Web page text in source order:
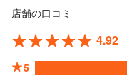
店舗の口コミ
4.92
5